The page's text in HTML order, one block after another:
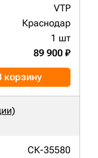
VTP
Краснодар
1 шт
89 900 ₽
корзину
СК-35580